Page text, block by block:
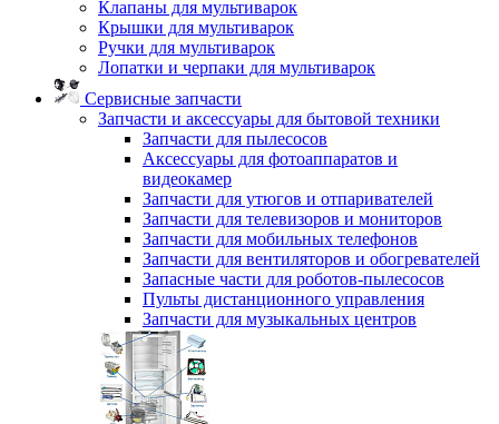
Клапаны для мультиварок
Крышки для мультиварок
Ручки для мультиварок
Лопатки и черпаки для мультиварок
Сервисные запчасти
Запчасти и аксессуары для бытовой техники
Запчасти для пылесосов
Аксессуары для фотоаппаратов и
видеокамер
Запчасти для утюгов и отпаривателей
Запчасти для телевизоров и мониторов
Запчасти для мобильных телефонов
Запчасти для вентиляторов и обогревателей
Запасные части для роботов-пылесосов
Пульты дистанционного управления
Запчасти для музыкальных центров